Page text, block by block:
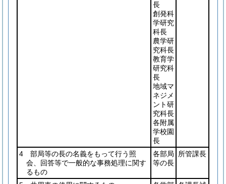
長
創発科
学研究
科長
農学研
究科長
教育学
研究科
長
地域マ
ネジメ
ント研
究科長
各附属
学校園
長
4 部局等の長の名義をもって行う照
会、回答等で一般的な事務処理に関す
るもの
各部局
等の長
所管課長